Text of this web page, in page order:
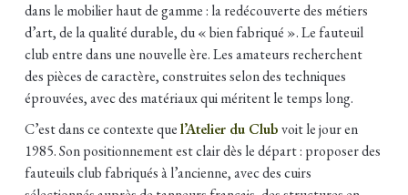
dans le mobilier haut de gamme : la redécouverte des métiers
d’art, de la qualité durable, du « bien fabriqué ». Le fauteuil
club entre dans une nouvelle ère. Les amateurs recherchent
des pièces de caractère, construites selon des techniques
éprouvées, avec des matériaux qui méritent le temps long.
C’est dans ce contexte quel’Atelier du Clubvoit le jour en
1985. Son positionnement est clair dès le départ : proposer des
fauteuils club fabriqués à l’ancienne, avec des cuirs